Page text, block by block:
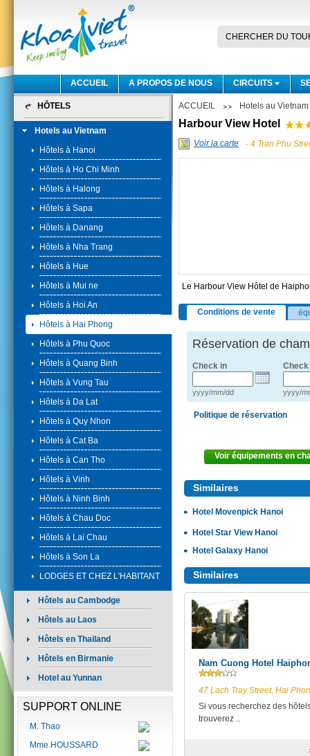
CHERCHER DU
CIRCUITS
A PROPOS DE NOUS
ACCUEIL
HÔTELS
Hotels au Vietnam
Hôtels à Hanoi
Hôtels à Ho Chi Minh
Hôtels à Halong
Hôtels à Sapa
Hôtels à Danang
Hôtels à Nha Trang
Hôtels à Hue
Hôtels à Mui ne
Hôtels à Hoi An
Hôtels à Hai Phong
Hôtels à Phu Quoc
Hôtels à Quang Binh
Hôtels à Vung Tau
Hôtels à Da Lat
Hôtels à Quy Nhon
Hôtels à Cat Ba
Hôtels à Can Tho
Hôtels à Vinh
Hôtels à Ninh Binh
Hôtels à Chau Doc
Hôtels à Lai Chau
Hôtels à Son La
LODGES ET CHEZ L'HABITANT
Hôtels au Cambodge
Hôtels au Laos
Hôtels en Thailand
Hôtels en Birmanie
Hotel au Yunnan
SUPPORT ONLINE
M. Thao
Mme.HOUSSARD
ACCUEIL Hotels au
Harbour View Hotel
Voir la carte - 4 Tran Phu
Le Harbour View Hôtel de
Conditions de vente
Réservation de
Check in Check
yyyy/mm/dd yyyy/
Politique de réservation
Voir équipements en
Similaires
Hotel Movenpick Hanoi
Hotel Star View Hanoi
Hotel Galaxy Hanoi
Similaires
Nam Cuong Hotel
47 Lach Tray Street, Hai
Si vous recherchez des
trouverez ..